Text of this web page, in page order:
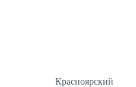
Красноярский